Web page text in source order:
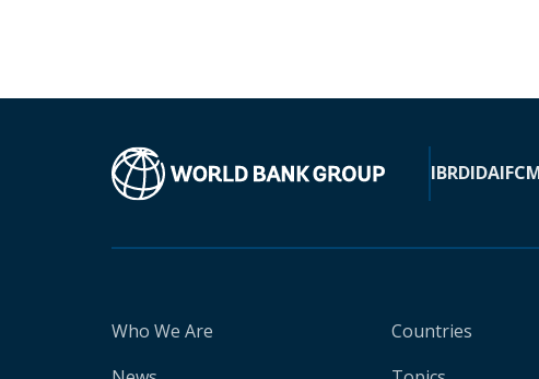
IBRDIDAIFC
Who We Are
Countries